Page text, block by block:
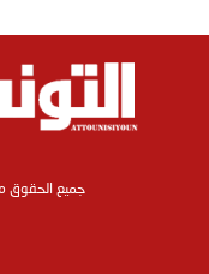
جميع الحقوق